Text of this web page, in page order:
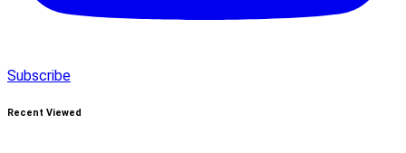
Subscribe
Recent Viewed